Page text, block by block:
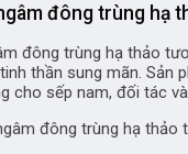
đông trùng hạ
đông trùng hạ thảo
thần sung mãn. Sản
cho sếp nam, đối tác